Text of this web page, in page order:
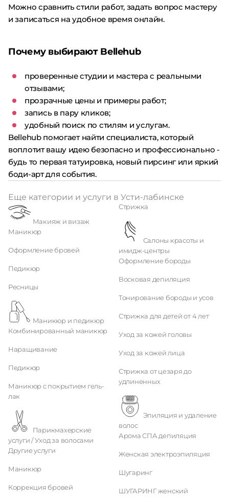
Можно сравнить стили работ, задать вопрос мастеру
и записаться на удобное время онлайн.
Почему выбирают Bellehub
проверенные студии и мастера с реальными
отзывами;
прозрачные цены и примеры работ;
запись в пару кликов;
удобный поиск по стилям и услугам.
Bellehub помогает найти специалиста, который
воплотит вашу идею безопасно и профессионально -
будь то первая татуировка, новый пирсинг или яркий
боди-арт для события.
Еще категории и услуги в Усти-лабинске
Макияж и визаж
Маникюр
Оформление бровей
Педикюр
Ресницы
Маникюр и педикюр
Комбинированный маникюр
Наращивание
Педикюр
Маникюр с покрытием гель-
лак
услуги / Уход за волосами
Другие услуги
Маникюр
Коррекция бровей
Стрижка
имидж-центры
Оформление бороды
Восковая депиляция
Тонирование бороды и усов
Стрижка для детей от 4 лет
Уход за кожей головы
Уход за кожей лица
Стрижка от цезаря до
удлиненных
волос
Арома СПА депиляция
Женская электроэпиляция
Шугаринг
ШУГАРИНГ женский